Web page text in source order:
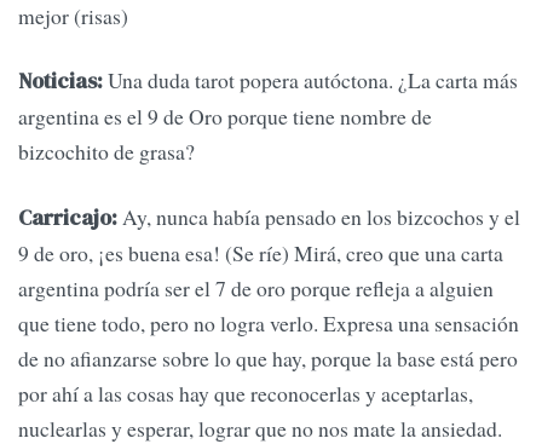
mejor (risas)
Noticias:Una duda tarot popera autóctona. ¿La carta más
argentina es el 9 de Oro porque tiene nombre de
bizcochito de grasa?
Carricajo:Ay, nunca había pensado en los bizcochos y el
9 de oro, ¡es buena esa! (Se ríe) Mirá, creo que una carta
argentina podría ser el 7 de oro porque refleja a alguien
que tiene todo, pero no logra verlo. Expresa una sensación
de no afianzarse sobre lo que hay, porque la base está pero
por ahí a las cosas hay que reconocerlas y aceptarlas,
nuclearlas y esperar, lograr que no nos mate la ansiedad.